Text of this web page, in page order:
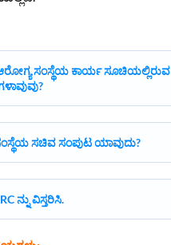
ಆರೋಗ್ಯ ಸಂಸ್ಥೆಯ ಕಾರ್ಯ ಸೂಚಿಯಲ್ಲಿರುವ
ಸಚಿವ ಸಂಪುಟ ಯಾವುದು?
ನ್ನು ವಿಸ್ತರಿಸಿ.